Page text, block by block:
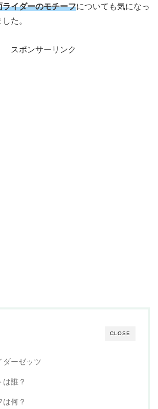
ライダーのモチーフについても気になっ
た。
スポンサーリンク
CLOSE
ダーゼッツ
は誰？
は何？